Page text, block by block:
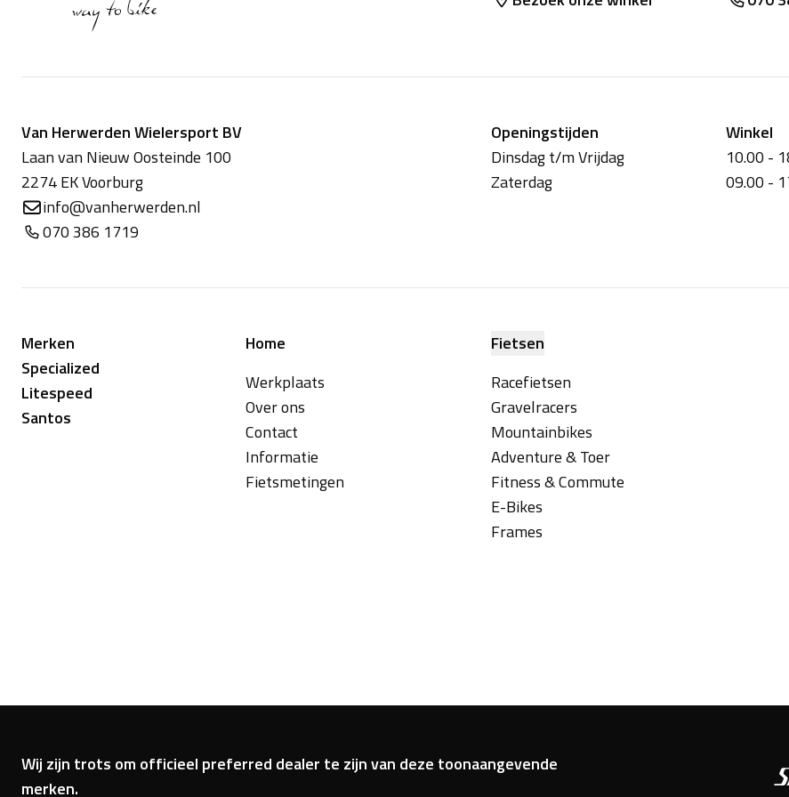
Van Herwerden Wielersport BV
Laan van Nieuw Oosteinde 100
2274 EK Voorburg
info@vanherwerden.nl
070 386 1719
Openingstijden
Dinsdag t/m Vrijdag
Zaterdag
Winkel
10.00 -
09.00 -
Merken
Specialized
Litespeed
Santos
Home
Werkplaats
Over ons
Contact
Informatie
Fietsmetingen
Fietsen
Racefietsen
Gravelracers
Mountainbikes
Adventure & Toer
Fitness & Commute
E-Bikes
Frames
Wij zijn trots om officieel preferred dealer te zijn van deze toonaangevende
merken.